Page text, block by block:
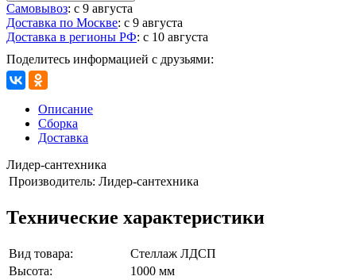
Самовывоз: с 9 августа
Доставка по Москве: с 9 августа
Доставка в регионы РФ: с 10 августа
Поделитесь информацией с друзьями:
Описание
Сборка
Доставка
Лидер-сантехника
Производитель: Лидер-сантехника
Технические характеристики
Вид товара:
Стеллаж ЛДСП
Высота:
1000 мм